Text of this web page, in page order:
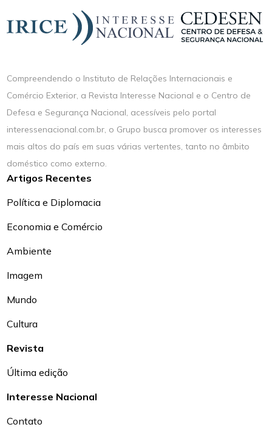
Compreendendo o Instituto de Relações Internacionais e
Comércio Exterior, a Revista Interesse Nacional e o Centro de
Defesa e Segurança Nacional, acessíveis pelo portal
interessenacional.com.br, o Grupo busca promover os interesses
mais altos do país em suas várias vertentes, tanto no âmbito
doméstico como externo.
Artigos Recentes
Política e Diplomacia
Economia e Comércio
Ambiente
Imagem
Mundo
Cultura
Revista
Última edição
Interesse Nacional
Contato